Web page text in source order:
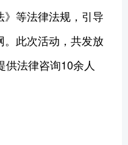
等法律法规，引导
此次活动，共发放
法律咨询10余人